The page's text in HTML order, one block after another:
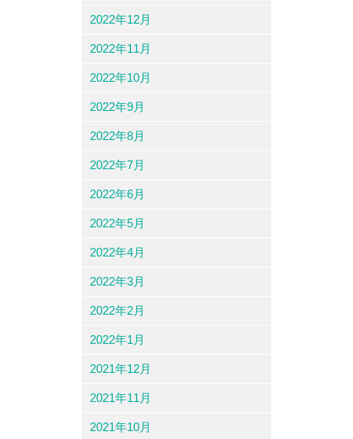
2022年12月
2022年11月
2022年10月
2022年9月
2022年8月
2022年7月
2022年6月
2022年5月
2022年4月
2022年3月
2022年2月
2022年1月
2021年12月
2021年11月
2021年10月